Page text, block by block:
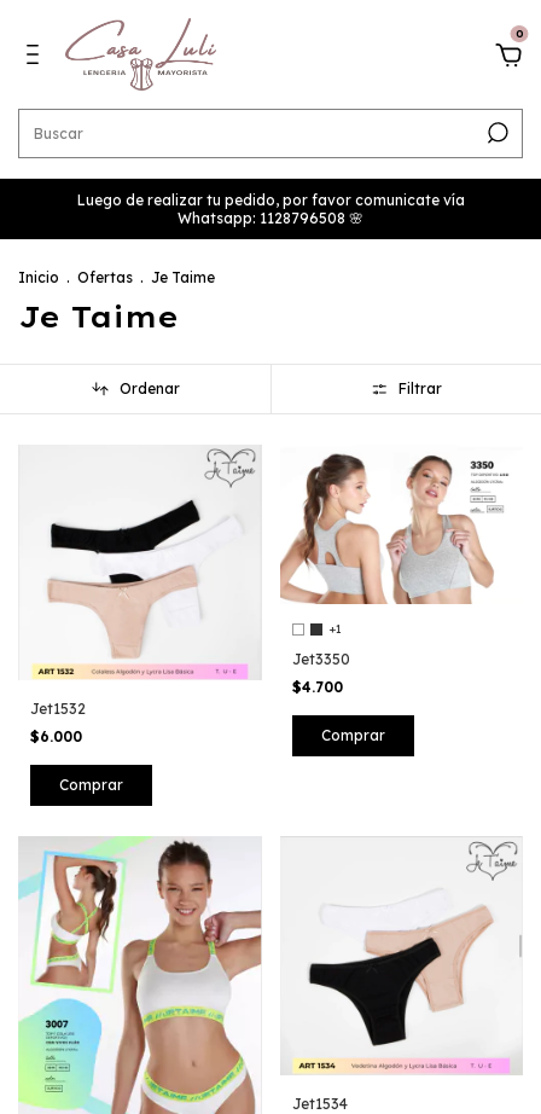
0
Luego de realizar tu pedido, por favor comunicate vía
Whatsapp: 1128796508 🌸
Inicio . Ofertas . Je Taime
Je Taime
Ordenar Filtrar
Jet1532
$6.000
Comprar
+1
Jet3350
$4.700
Comprar
Jet1534